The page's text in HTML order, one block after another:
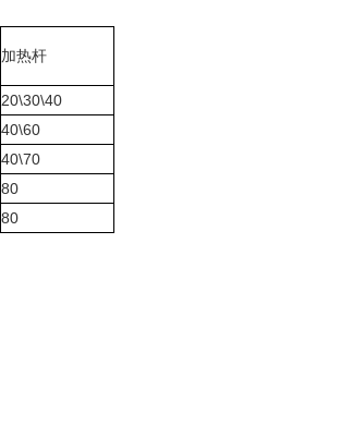
加热杆
20\30\40
40\60
40\70
80
80